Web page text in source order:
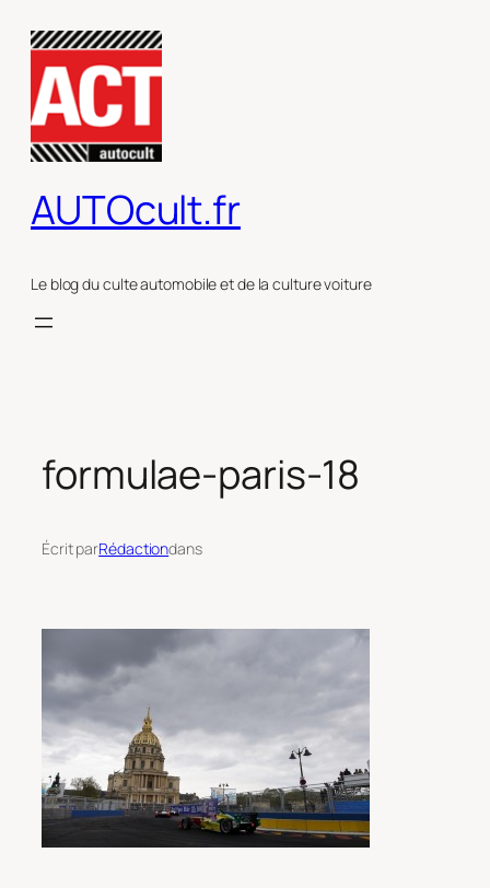
contenu
AUTOcult.fr
Le blog du culte automobile et de la culture voiture
formulae-paris-18
Écrit parRédactiondans